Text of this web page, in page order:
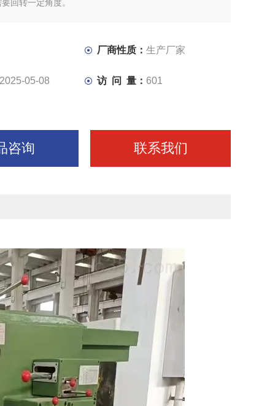
回转一定角度。
厂商性质： 生产厂家
2025-05-08 访 问 量： 601
咨询 联系我们